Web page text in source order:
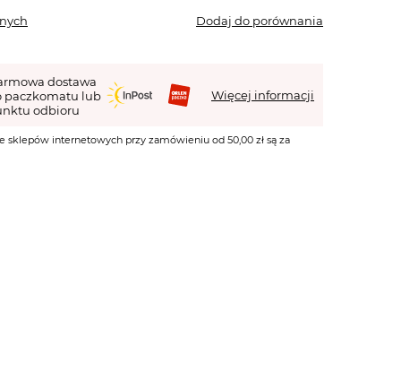
Dodaj do porównania
dostawa
paczkomatu lub
odbioru
Więcej informacji
sklepów internetowych przy zamówieniu od 50,00 zł są za